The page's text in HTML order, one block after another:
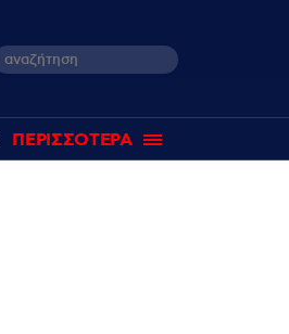
ΠΕΡΙΣΣΟΤΕΡΑ